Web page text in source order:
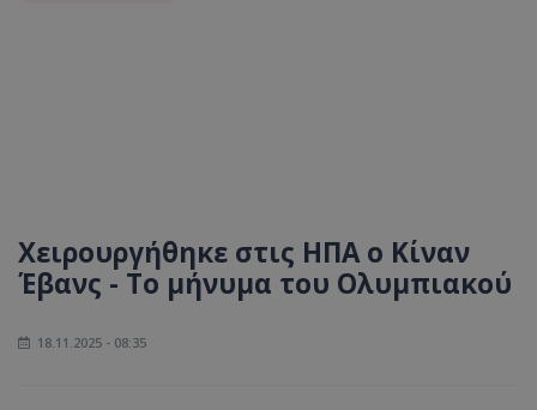
Χειρουργήθηκε στις ΗΠΑ ο Κίναν
Έβανς - Το μήνυμα του Ολυμπιακού
18.11.2025 - 08:35